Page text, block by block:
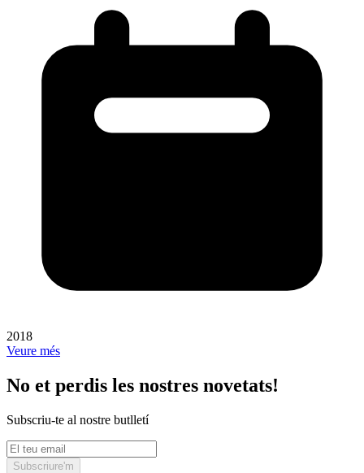
2018
Veure més
No et perdis les nostres novetats!
Subscriu-te al nostre butlletí
Subscriure'm